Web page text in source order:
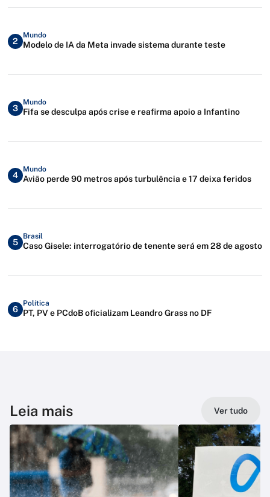
2
Mundo
Modelo de IA da Meta invade sistema durante teste
3
Mundo
Fifa se desculpa após crise e reafirma apoio a Infantino
4
Mundo
Avião perde 90 metros após turbulência e 17 deixa feridos
5
Brasil
Caso Gisele: interrogatório de tenente será em 28 de agosto
6
Política
PT, PV e PCdoB oficializam Leandro Grass no DF
Leia mais Ver tudo